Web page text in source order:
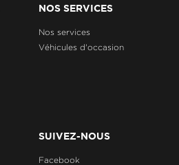
NOS SERVICES
Nos services
Véhicules d'occasion
SUIVEZ-NOUS
Facebook